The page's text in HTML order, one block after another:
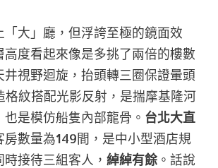
「大」廳，但浮誇至極的鏡面效
高度看起來像是多挑了兩倍的樓數
井視野迴旋，抬頭轉三圈保證暈頭
格紋搭配光影反射，是揣摩基隆河
是模仿船隻內部龍骨。 台北大直
房數量為149間，是中小型酒店規
接待三組客人， 綽綽有餘 。話說